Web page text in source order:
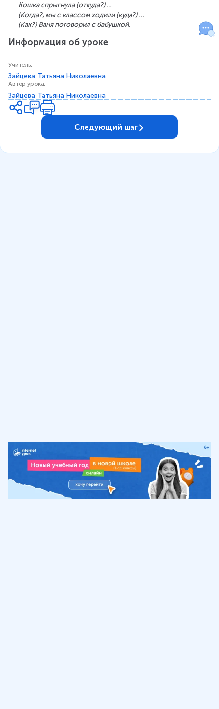
Кошка спрыгнула (откуда?) …
(Когда?) мы с классом ходили (куда?) …
(Как?) Ваня поговорил с бабушкой.
Информация об уроке
Учитель:
Зайцева Татьяна Николаевна
Автор урока:
Зайцева Татьяна Николаевна
Следующий шаг